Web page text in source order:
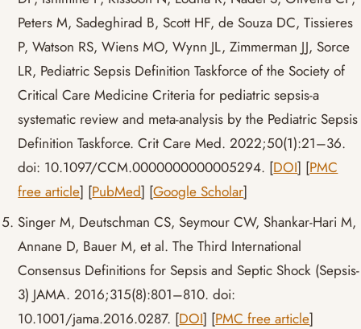
Peters M, Sadeghirad B, Scott HF, de Souza DC, Tissieres
P, Watson RS, Wiens MO, Wynn JL, Zimmerman JJ, Sorce
LR, Pediatric Sepsis Definition Taskforce of the Society of
Critical Care Medicine Criteria for pediatric sepsis-a
systematic review and meta-analysis by the Pediatric Sepsis
Definition Taskforce. Crit Care Med. 2022;50(1):21–36.
doi: 10.1097/CCM.0000000000005294. [DOI] [PMC
free article] [PubMed] [Google Scholar]
Singer M, Deutschman CS, Seymour CW, Shankar-Hari M,
Annane D, Bauer M, et al. The Third International
Consensus Definitions for Sepsis and Septic Shock (Sepsis-
3) JAMA. 2016;315(8):801–810. doi:
10.1001/jama.2016.0287. [DOI] [PMC free article]